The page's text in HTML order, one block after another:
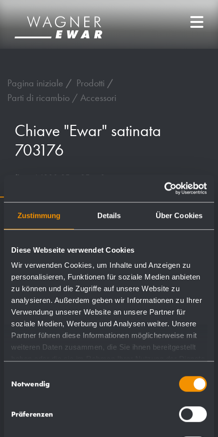
Zustimmung Details Über Cookies
Diese Webseite verwendet Cookies
Wir verwenden Cookies, um Inhalte und Anzeigen zu
personalisieren, Funktionen für soziale Medien anbieten
zu können und die Zugriffe auf unsere Website zu
analysieren. Außerdem geben wir Informationen zu Ihrer
Verwendung unserer Website an unsere Partner für
soziale Medien, Werbung und Analysen weiter. Unsere
Partner führen diese Informationen möglicherweise mit
weiteren Daten zusammen, die Sie ihnen bereitgestellt
Notwendig
Präferenzen
Pagina iniziale
Prodotti
Parti di ricambio / Accessori
Chiave "Ewar" satinata
703176
fino al 1990 35 x 25 x 2 mm